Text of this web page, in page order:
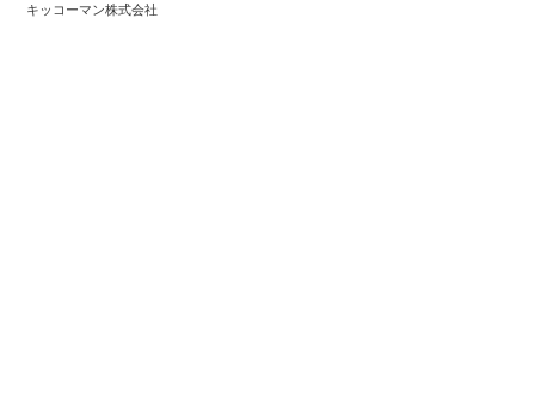
キッコーマン株式会社